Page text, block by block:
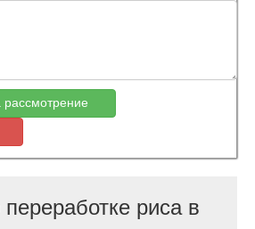
рассмотрение
риса в